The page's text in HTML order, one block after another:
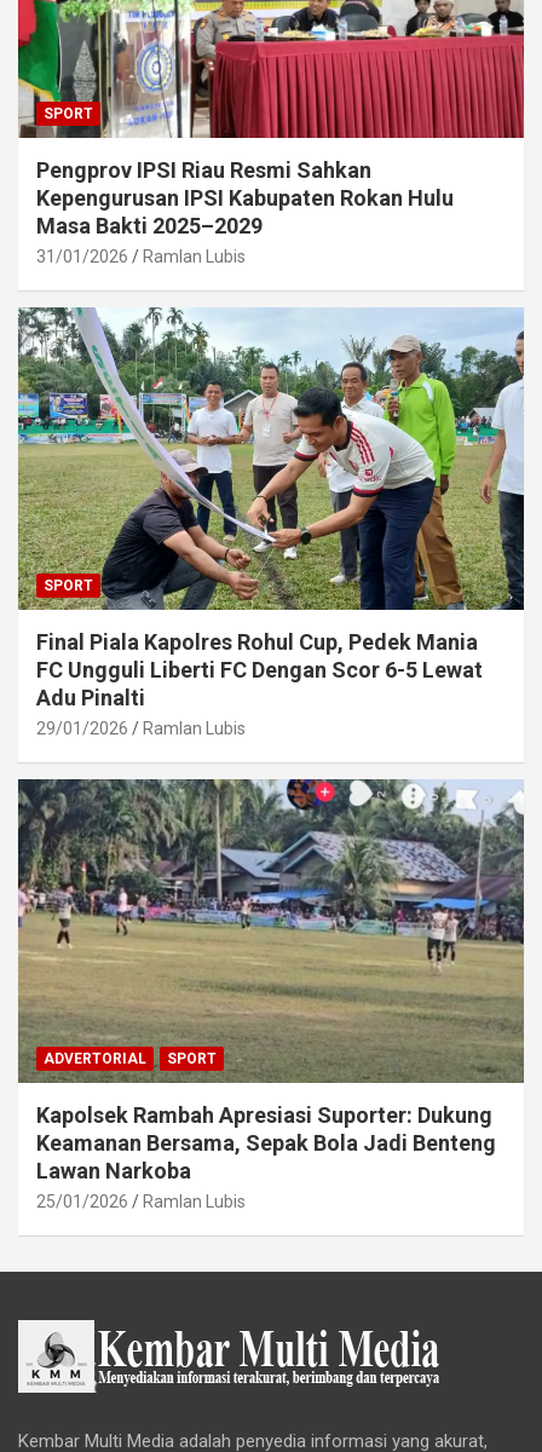
SPORT
Pengprov IPSI Riau Resmi Sahkan
Kepengurusan IPSI Kabupaten Rokan Hulu
Masa Bakti 2025–2029
31/01/2026 Ramlan Lubis
SPORT
Final Piala Kapolres Rohul Cup, Pedek Mania
FC Ungguli Liberti FC Dengan Scor 6-5 Lewat
Adu Pinalti
29/01/2026 Ramlan Lubis
ADVERTORIAL SPORT
Kapolsek Rambah Apresiasi Suporter: Dukung
Keamanan Bersama, Sepak Bola Jadi Benteng
Lawan Narkoba
25/01/2026 Ramlan Lubis
Kembar Multi Media adalah penyedia informasi yang akurat,